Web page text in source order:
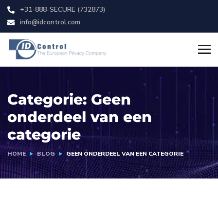
+31-888-SECURE (732873)
info@idcontrol.com
Categorie: Geen
onderdeel van een
categorie
HOME BLOG GEEN ONDERDEEL VAN EEN CATEGORIE